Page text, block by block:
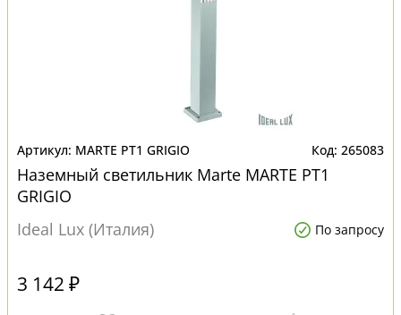
MARTE PT1 GRIGIO 265083
Наземный светильник Marte MARTE PT1
GRIGIO
Ideal Lux (Италия)
По запросу
3 142 ₽